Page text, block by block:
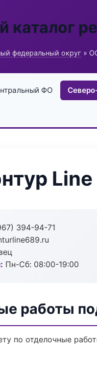
каталог
федеральный округ »
ФО
Line
394-94-71
Пн-Сб: 08:00-19:00
работы
по отделочные